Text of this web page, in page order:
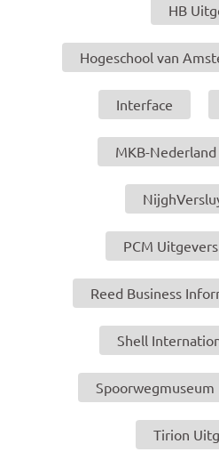
HB
Hogeschool van
Interface
MKB-Nederland
PCM Uitgevers
Reed Business
Shell
Spoorwegmuseum
Tirion